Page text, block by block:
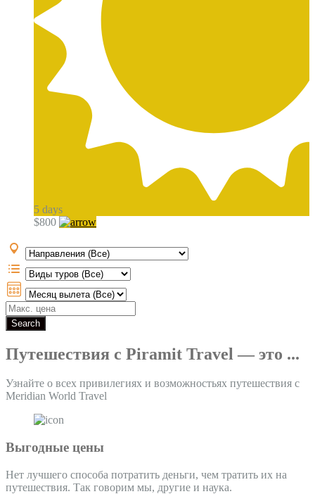
5 days
$800
Путешествия с Piramit Travel — это ...
Узнайте о всех привилегиях и возможностьях путешествия с
Meridian World Travel
Выгодные цены
Нет лучшего способа потратить деньги, чем тратить их на
путешествия. Так говорим мы, другие и наука.